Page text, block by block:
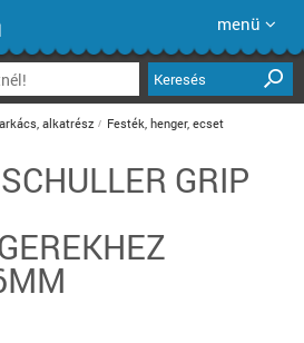
menü
Keresés
alkatrész Festék, henger, ecset
SCHULLER GRIP